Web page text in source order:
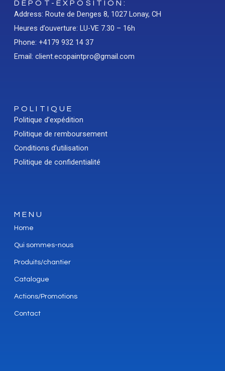
DÉPÔT-EXPOSITION:
Address: Route de Denges 8, 1027 Lonay, CH
Heures d’ouverture: LU-VE 7.30 – 16h
Phone: +4179 932 14 37
Email: client.ecopaintpro@gmail.com
POLITIQUE
Politique d’expédition
Politique de remboursement
Conditions d’utilisation
Politique de confidentialité
MENU
Home
Qui sommes-nous
Produits/chantier
Catalogue
Actions/Promotions
Contact